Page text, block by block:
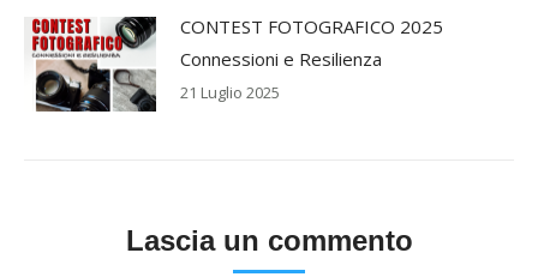
CONTEST FOTOGRAFICO 2025
Connessioni e Resilienza
21 Luglio 2025
Lascia un commento